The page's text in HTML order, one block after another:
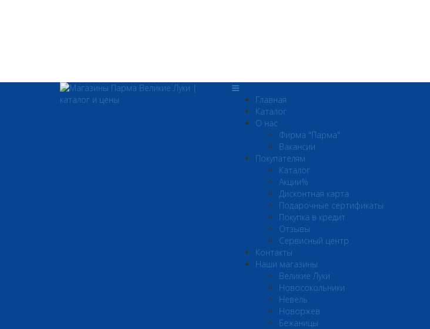
Главная
Каталог
О нас
Фирма "Парма"
Вакансии
Покупателям
Каталог
Акции%
Дисконтная карта
Подарочные сертификаты
Покупка в кредит
Отзывы
Сервисный центр
Контакты
Наши магазины
Великие Луки
Новосокольники
Невель
Новоржев
Бежаницы